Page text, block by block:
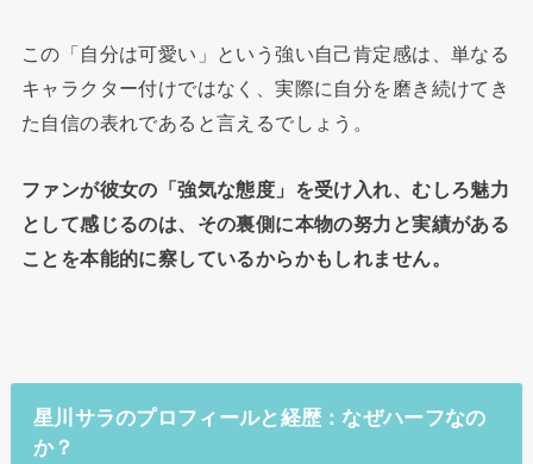
この「自分は可愛い」という強い自己肯定感は、単なる
キャラクター付けではなく、実際に自分を磨き続けてき
た自信の表れであると言えるでしょう。
ファンが彼女の「強気な態度」を受け入れ、むしろ魅力
として感じるのは、その裏側に本物の努力と実績がある
ことを本能的に察しているからかもしれません。
星川サラのプロフィールと経歴：なぜハーフなの
か？